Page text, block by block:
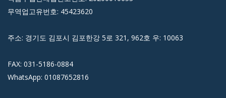
무역업고유번호: 45423620
주소: 경기도 김포시 김포한강 5로 321, 962호 우: 10063
FAX: 031-5186-0884
WhatsApp: 01087652816